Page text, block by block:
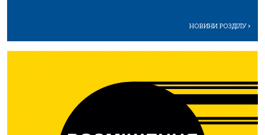
НОВИНИ РОЗДІЛУ>